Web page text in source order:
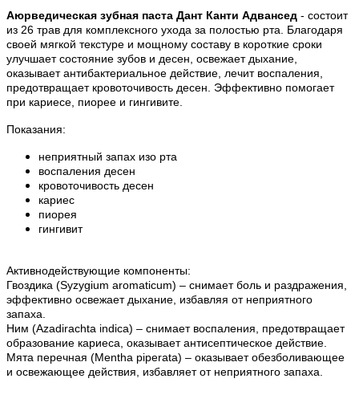
Аюрведическая зубная паста Дант Канти Адвансед - состоит
из 26 трав для комплексного ухода за полостью рта. Благодаря
своей мягкой текстуре и мощному составу в короткие сроки
улучшает состояние зубов и десен, освежает дыхание,
оказывает антибактериальное действие, лечит воспаления,
предотвращает кровоточивость десен. Эффективно помогает
при кариесе, пиорее и гингивите.
Показания:
неприятный запах изо рта
воспаления десен
кровоточивость десен
кариес
пиорея
гингивит
Активнодействующие компоненты:
Гвоздика (Syzygium aromaticum) – снимает боль и раздражения,
эффективно освежает дыхание, избавляя от неприятного
запаха.
Ним (Azadirachta indica) – снимает воспаления, предотвращает
образование кариеса, оказывает антисептическое действие.
Мята перечная (Mentha piperata) – оказывает обезболивающее
и освежающее действия, избавляет от неприятного запаха.